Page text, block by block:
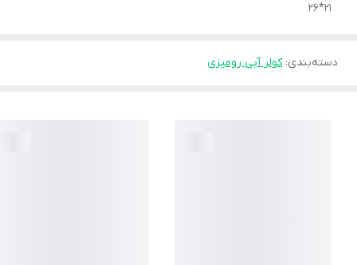
21*26
دسته‌بندی:کولر آبی رومیزی